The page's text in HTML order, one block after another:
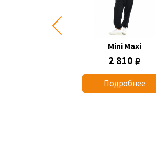
Mini Maxi
2 810
Подробнее